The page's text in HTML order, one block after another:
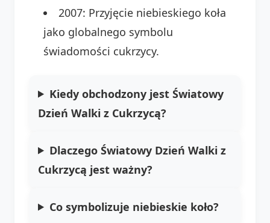
2007: Przyjęcie niebieskiego koła
jako globalnego symbolu
świadomości cukrzycy.
Kiedy obchodzony jest Światowy
Dzień Walki z Cukrzycą?
Dlaczego Światowy Dzień Walki z
Cukrzycą jest ważny?
Co symbolizuje niebieskie koło?